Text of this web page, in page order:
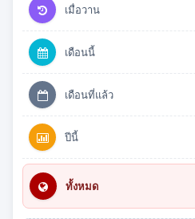
เมื่อวาน
เดือนนี้
เดือนที่แล้ว
ปีนี้
ทั้งหมด